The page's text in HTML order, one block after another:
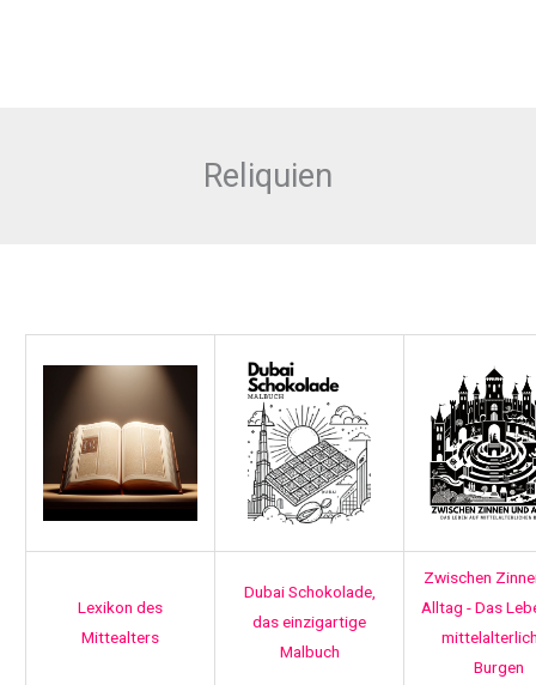
Reliquien
Lexikon des
Mittealters
Dubai Schokolade,
das einzigartige
Malbuch
Zwischen
Alltag - Das
Burgen